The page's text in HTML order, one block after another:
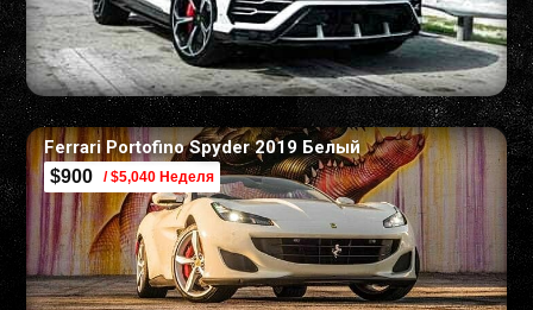
Ferrari Portofino Spyder 2019 Белый
$900 / $5,040 Неделя